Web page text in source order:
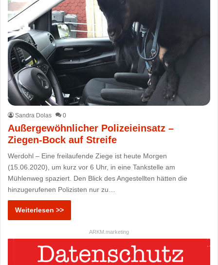
Sandra Dolas 0
Außergewöhnlicher Polizeieinsatz –
Ziegen-Bock auf Streife
Werdohl – Eine freilaufende Ziege ist heute Morgen
(15.06.2020), um kurz vor 6 Uhr, in eine Tankstelle am
Mühlenweg spaziert. Den Blick des Angestellten hätten die
hinzugerufenen Polizisten nur zu…
Weiterlesen >>
ARKM.marketing